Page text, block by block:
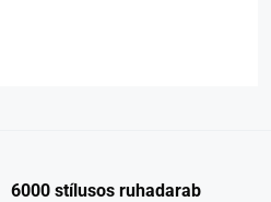
6000 stílusos ruhadarab